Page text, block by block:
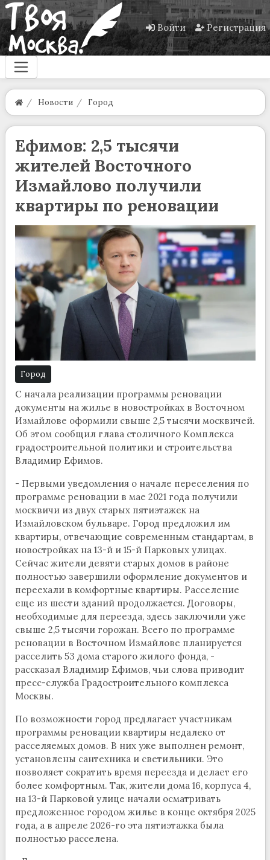
Войти Регистрация
Новости Город
Ефимов: 2,5 тысячи
жителей Восточного
Измайлово получили
квартиры по реновации
Город
С начала реализации программы реновации
документы на жилье в новостройках в Восточном
Измайлове оформили свыше 2,5 тысячи москвичей.
Об этом сообщил глава столичного Комплекса
градостроительной политики и строительства
Владимир Ефимов.
- Первыми уведомления о начале переселения по
программе реновации в мае 2021 года получили
москвичи из двух старых пятиэтажек на
Измайловском бульваре. Город предложил им
квартиры, отвечающие современным стандартам, в
новостройках на 13-й и 15-й Парковых улицах.
Сейчас жители девяти старых домов в районе
полностью завершили оформление документов и
переехали в комфортные квартиры. Расселение
еще из шести зданий продолжается. Договоры,
необходимые для переезда, здесь заключили уже
свыше 2,5 тысячи горожан. Всего по программе
реновации в Восточном Измайлове планируется
расселить 53 дома старого жилого фонда, -
рассказал Владимир Ефимов, чьи слова приводит
пресс-служба Градостроительного комплекса
Москвы.
По возможности город предлагает участникам
программы реновации квартиры недалеко от
расселяемых домов. В них уже выполнен ремонт,
установлены сантехника и светильники. Это
позволяет сократить время переезда и делает его
более комфортным. Так, жители дома 16, корпуса 4,
на 13-й Парковой улице начали осматривать
предложенное городом жилье в конце октября 2025
года, а в апреле 2026-го эта пятиэтажка была
полностью расселена.